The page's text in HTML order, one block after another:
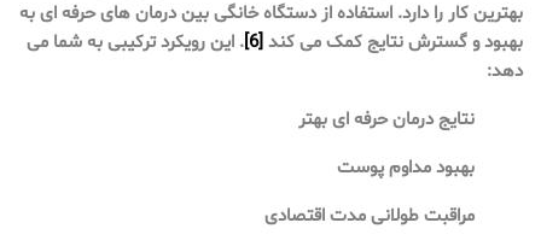
بهترین کار را دارد. استفاده از دستگاه خانگی بین درمان های حرفه ای به
بهبود و گسترش نتایج کمک می کند[6] . این رویکرد ترکیبی به شما می
دهد:
نتایج درمان حرفه ای بهتر
بهبود مداوم پوست
مراقبت طولانی مدت اقتصادی